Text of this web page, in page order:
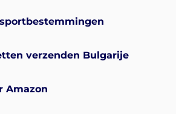
verzenden Bulgarije
Amazon